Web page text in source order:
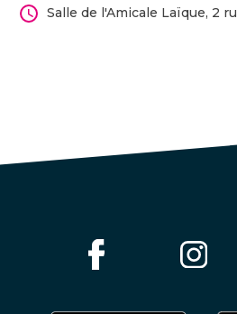
Salle de l'Amicale Laïque, 2